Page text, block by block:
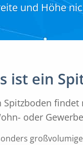
und Höhe
ist ein
Spitzboden
oder